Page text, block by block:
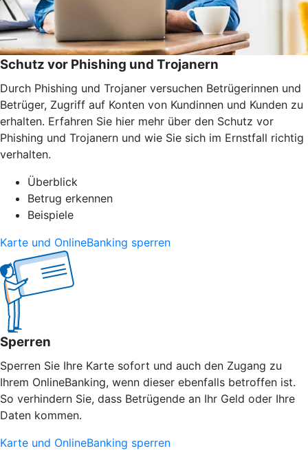
Schutz vor Phishing und Trojanern
Durch Phishing und Trojaner versuchen Betrügerinnen und
Betrüger, Zugriff auf Konten von Kundinnen und Kunden zu
erhalten. Erfahren Sie hier mehr über den Schutz vor
Phishing und Trojanern und wie Sie sich im Ernstfall richtig
verhalten.
Überblick
Betrug erkennen
Beispiele
Karte und OnlineBanking sperren
Sperren
Sperren Sie Ihre Karte sofort und auch den Zugang zu
Ihrem OnlineBanking, wenn dieser ebenfalls betroffen ist.
So verhindern Sie, dass Betrügende an Ihr Geld oder Ihre
Daten kommen.
Karte und OnlineBanking sperren